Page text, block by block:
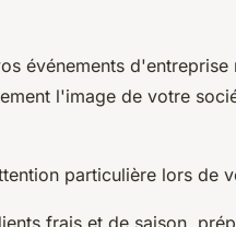
événements d'entreprise
l'image de votre
particulière lors de